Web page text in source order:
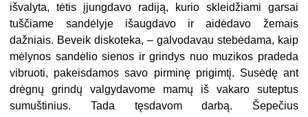
išvalyta, tėtis įjungdavo radiją, kurio skleidžiami garsai
tuščiame sandėlyje išaugdavo ir aidėdavo žemais
dažniais. Beveik diskoteka, – galvodavau stebėdama, kaip
mėlynos sandėlio sienos ir grindys nuo muzikos pradeda
vibruoti, pakeisdamos savo pirminę prigimtį. Susėdę ant
drėgnų grindų valgydavome mamų iš vakaro suteptus
sumuštinius. Tada tęsdavom darbą. Šepečius